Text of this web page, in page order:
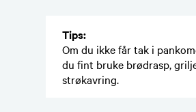
Tips:
Om du ikke får tak i
du fint bruke brødrasp,
strøkavring.